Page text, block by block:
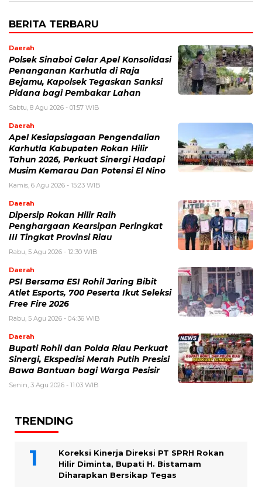
BERITA TERBARU
Daerah
Polsek Sinaboi Gelar Apel Konsolidasi
Penanganan Karhutla di Raja
Bejamu, Kapolsek Tegaskan Sanksi
Pidana bagi Pembakar Lahan
Sabtu, 8 Agu 2026 - 01:57 WIB
Daerah
Apel Kesiapsiagaan Pengendalian
Karhutla Kabupaten Rokan Hilir
Tahun 2026, Perkuat Sinergi Hadapi
Musim Kemarau Dan Potensi El Nino
Kamis, 6 Agu 2026 - 15:23 WIB
Daerah
Dipersip Rokan Hilir Raih
Penghargaan Kearsipan Peringkat
III Tingkat Provinsi Riau
Rabu, 5 Agu 2026 - 12:30 WIB
Daerah
PSI Bersama ESI Rohil Jaring Bibit
Atlet Esports, 700 Peserta Ikut Seleksi
Free Fire 2026
Rabu, 5 Agu 2026 - 04:36 WIB
Daerah
Bupati Rohil dan Polda Riau Perkuat
Sinergi, Ekspedisi Merah Putih Presisi
Bawa Bantuan bagi Warga Pesisir
Senin, 3 Agu 2026 - 11:03 WIB
TRENDING
Koreksi Kinerja Direksi PT SPRH Rokan
Hilir Diminta, Bupati H. Bistamam
Diharapkan Bersikap Tegas